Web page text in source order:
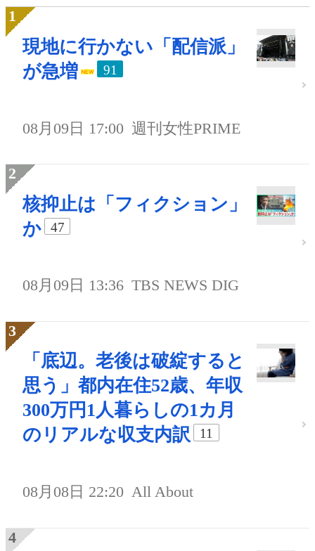
現地に行かない「配信派」
が急増
91
08月09日 17:00 週刊女性PRIME
核抑止は「フィクション」
か
47
08月09日 13:36 TBS NEWS DIG
「底辺。老後は破綻すると
思う」都内在住52歳、年収
300万円1人暮らしの1カ月
のリアルな収支内訳
11
08月08日 22:20 All About